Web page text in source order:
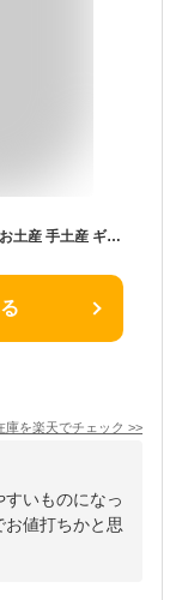
【仙台銘菓】ずんだ餅 10玉入【仙台 宮城 老舗 お土産 手土産 ギフト お取り寄せ ご挨拶 粗品 冷凍 和菓子 お菓子 スイーツ 国産 えだまめ 枝豆 内祝い 出産祝い プチギフト】
庫を楽天でチェック >>
いものになっ
値打ちかと思